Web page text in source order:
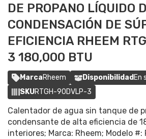
DE PROPANO LÍQUIDO
CONDENSACIÓN DE
EFICIENCIA RHEEM
3 180,000 BTU
MarcaRheem DisponibilidadEn
SKURTGH-90DVLP-3
Calentador de agua sin tanque de
condensante de alta eficiencia de
interiores; Marca: Rheem; Modelo #: